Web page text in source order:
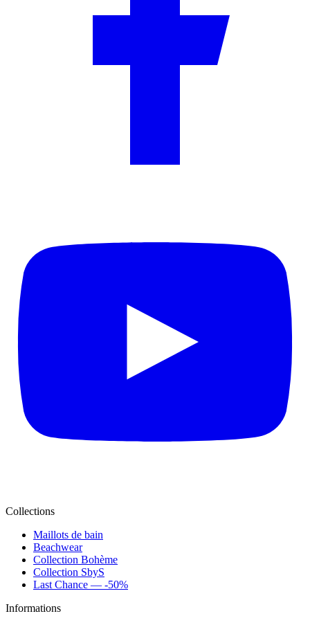
Collections
Maillots de bain
Beachwear
Collection Bohème
Collection SbyS
Last Chance — -50%
Informations